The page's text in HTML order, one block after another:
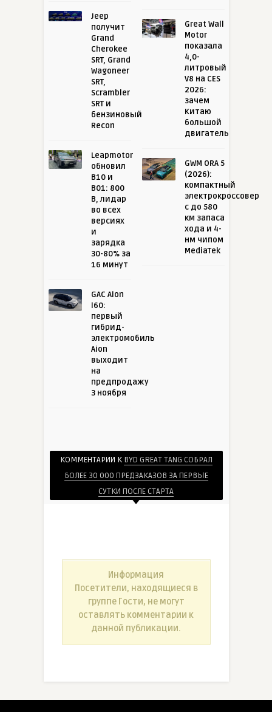
Jeep
получит
Grand
Cherokee
SRT, Grand
Wagoneer
SRT,
Scrambler
SRT и
бензиновый
Recon
Leapmotor
обновил
B10 и
B01: 800
В, лидар
во всех
версиях
и
зарядка
30-80% за
16 минут
GAC Aion
i60:
первый
гибрид-
электромобиль
Aion
выходит
на
предпродажу
3 ноября
Great Wall
Motor
показала
4,0-
литровый
V8 на CES
2026:
зачем
Китаю
большой
двигатель
GWM ORA 5
(2026):
компактный
электрокроссовер
с до 580
км запаса
хода и 4-
нм чипом
MediaTek
КОММЕНТАРИИ К BYD GREAT TANG СОБРАЛ
БОЛЕЕ 30 000 ПРЕДЗАКАЗОВ ЗА ПЕРВЫЕ
СУТКИ ПОСЛЕ СТАРТА
Информация
Посетители, находящиеся в
группе Гости, не могут
оставлять комментарии к
данной публикации.